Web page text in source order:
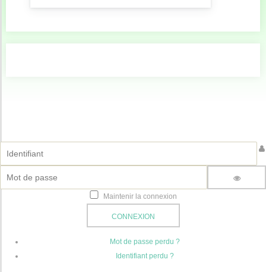
Maintenir la connexion
CONNEXION
Mot de passe perdu ?
Identifiant perdu ?